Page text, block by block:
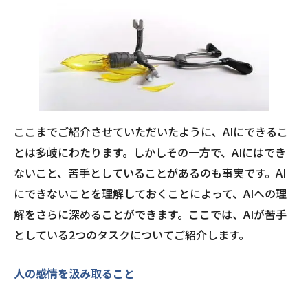
ここまでご紹介させていただいたように、AIにできるこ
とは多岐にわたります。しかしその一方で、AIにはでき
ないこと、苦手としていることがあるのも事実です。AI
にできないことを理解しておくことによって、AIへの理
解をさらに深めることができます。ここでは、AIが苦手
としている2つのタスクについてご紹介します。
人の感情を汲み取ること